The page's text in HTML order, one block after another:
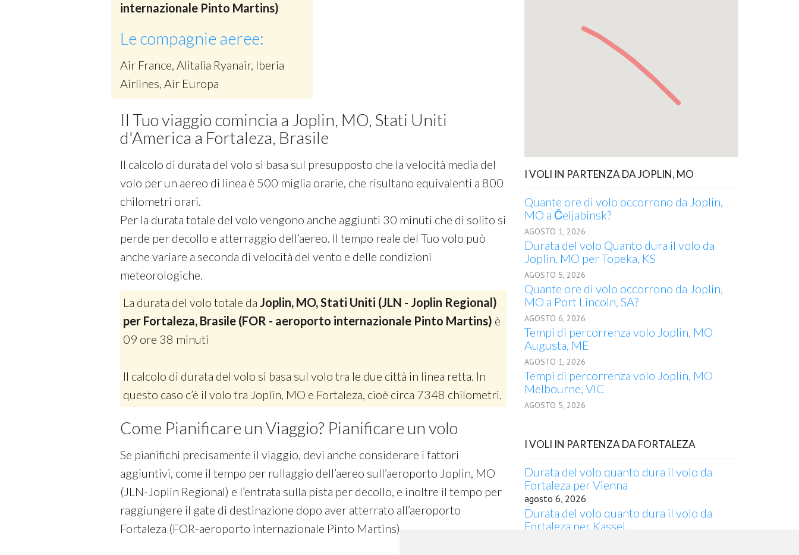
internazionale Pinto Martins)
Le compagnie aeree:
Air France, Alitalia Ryanair, Iberia
Airlines, Air Europa
Il Tuo viaggio comincia a Joplin, MO, Stati Uniti
d'America a Fortaleza, Brasile
Il calcolo di durata del volo si basa sul presupposto che la velocità media del
volo per un aereo di linea è 500 miglia orarie, che risultano equivalenti a 800
chilometri orari.
Per la durata totale del volo vengono anche aggiunti 30 minuti che di solito si
perde per decollo e atterraggio dell’aereo. Il tempo reale del Tuo volo può
anche variare a seconda di velocità del vento e delle condizioni
meteorologiche.
La durata del volo totale da Joplin, MO, Stati Uniti (JLN - Joplin Regional)
per Fortaleza, Brasile (FOR - aeroporto internazionale Pinto Martins) è
09 ore 38 minuti
Il calcolo di durata del volo si basa sul volo tra le due città in linea retta. In
questo caso c’è il volo tra Joplin, MO e Fortaleza, cioè circa 7348 chilometri.
Come Pianificare un Viaggio? Pianificare un volo
Se pianifichi precisamente il viaggio, devi anche considerare i fattori
aggiuntivi, come il tempo per rullaggio dell’aereo sull’aeroporto Joplin, MO
(JLN-Joplin Regional) e l’entrata sulla pista per decollo, e inoltre il tempo per
raggiungere il gate di destinazione dopo aver atterrato all’aeroporto
Fortaleza (FOR-aeroporto internazionale Pinto Martins) .
I VOLI IN PARTENZA DA JOPLIN, MO
Quante ore di volo occorrono da Joplin,
MO a Čeljabinsk?
AGOSTO 1, 2026
Durata del volo Quanto dura il volo da
Joplin, MO per Topeka, KS
AGOSTO 5, 2026
Quante ore di volo occorrono da Joplin,
MO a Port Lincoln, SA?
AGOSTO 6, 2026
Tempi di percorrenza volo Joplin, MO
Augusta, ME
AGOSTO 1, 2026
Tempi di percorrenza volo Joplin, MO
Melbourne, VIC
AGOSTO 5, 2026
I VOLI IN PARTENZA DA FORTALEZA
Durata del volo quanto dura il volo da
Fortaleza per Vienna
agosto 6, 2026
Durata del volo quanto dura il volo da
Fortaleza per Kassel